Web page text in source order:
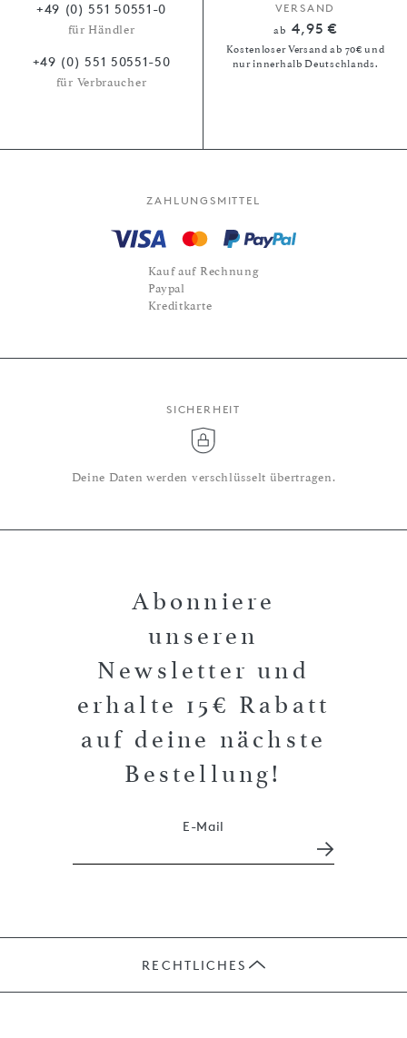
+49 (0) 551 50551-0
für Händler
+49 (0) 551 50551-50
für Verbraucher
VERSAND
ab 4,95 €
Kostenloser Versand ab 70€ und
nur innerhalb Deutschlands.
ZAHLUNGSMITTEL
Kauf auf Rechnung
Paypal
Kreditkarte
SICHERHEIT
Deine Daten werden verschlüsselt übertragen.
Abonniere
unseren
Newsletter und
erhalte 15€ Rabatt
auf deine nächste
Bestellung!
E-Mail
RECHTLICHES